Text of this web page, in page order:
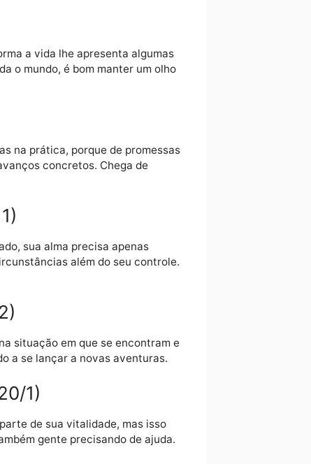
de imediato, mas nem por isso
carinho e discernimento sobre o que
resultados, porque assim você não terá de
frustradas. Pouco, mas bom.
forma a vida lhe apresenta algumas
na prática, porque de promessas
de avanços concretos. Chega de
11)
de lado, sua alma precisa apenas
de circunstâncias além do seu controle.